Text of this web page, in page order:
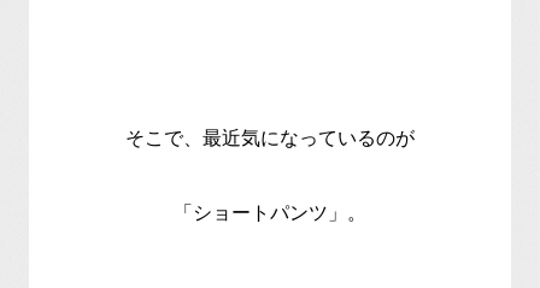
そこで、最近気になっているのが
「ショートパンツ」。